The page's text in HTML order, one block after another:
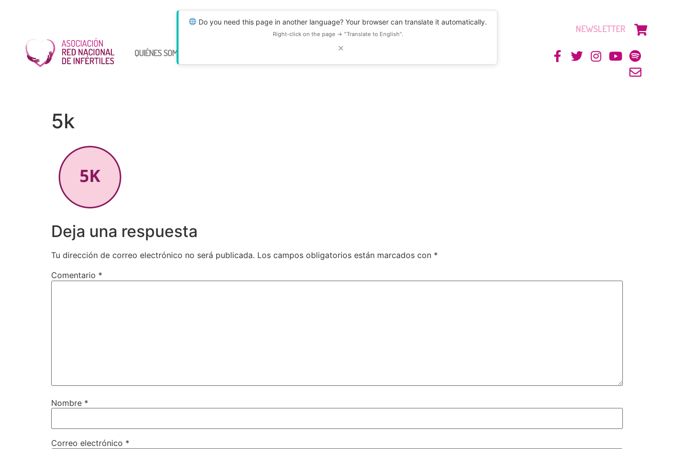
Do you need this page in another language? Your browser can translate it automatically.
Right-click on the page → "Translate to English".
✕
QUIÉNES SOMOS RECURSOS
NEWSLETTER
5k
Deja una respuesta
Tu dirección de correo electrónico no será publicada. Los campos obligatorios están marcados con *
Comentario *
Nombre *
Correo electrónico *